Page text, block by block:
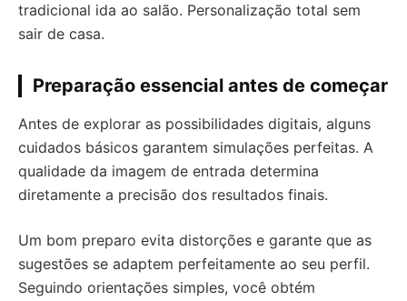
tradicional ida ao salão. Personalização total sem
sair de casa.
Preparação essencial antes de começar
Antes de explorar as possibilidades digitais, alguns
cuidados básicos garantem simulações perfeitas. A
qualidade da imagem de entrada determina
diretamente a precisão dos resultados finais.
Um bom preparo evita distorções e garante que as
sugestões se adaptem perfeitamente ao seu perfil.
Seguindo orientações simples, você obtém